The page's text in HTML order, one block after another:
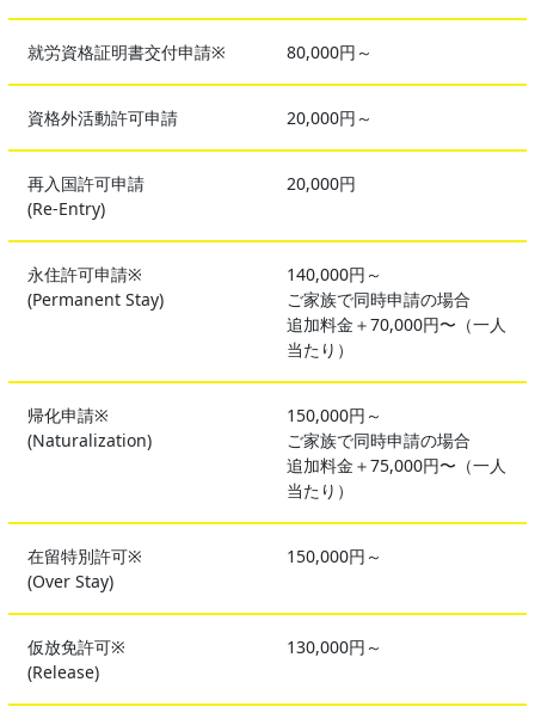
就労資格証明書交付申請※ 80,000円～
資格外活動許可申請 20,000円～
再入国許可申請
(Re-Entry)
20,000円
永住許可申請※
(Permanent Stay)
140,000円～
ご家族で同時申請の場合
追加料金＋70,000円〜（一人
当たり）
帰化申請※
(Naturalization)
150,000円～
ご家族で同時申請の場合
追加料金＋75,000円〜（一人
当たり）
在留特別許可※
(Over Stay)
150,000円～
仮放免許可※
(Release)
130,000円～